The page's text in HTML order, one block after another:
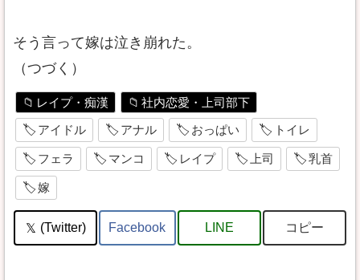
そう言って嫁は泣き崩れた。
（つづく）
レイプ・痴漢
社内恋愛・上司部下
アイドル
アナル おっぱい トイレ
フェラ マンコ レイプ 上司 乳首
嫁
(Twitter) Facebook LINE コピー